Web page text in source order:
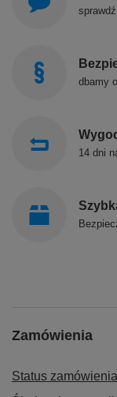
dbamy
14 dni
Zamówienia
Status zamówienia